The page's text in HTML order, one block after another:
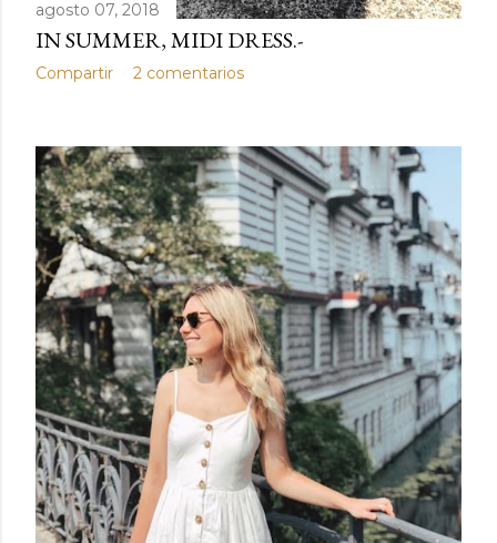
agosto 07, 2018
IN SUMMER, MIDI DRESS.-
Compartir 2 comentarios